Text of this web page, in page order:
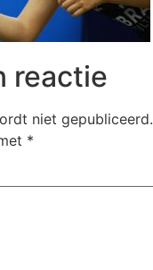
reactie
niet gepubliceerd.
*